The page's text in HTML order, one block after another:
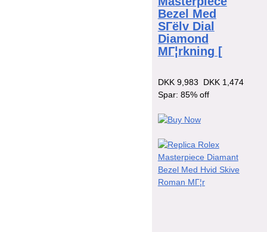
Bezel Med
SГёlv Dial
Diamond
MГ¦rkning [
DKK 9,983
DKK 1,474
Spar: 85% off